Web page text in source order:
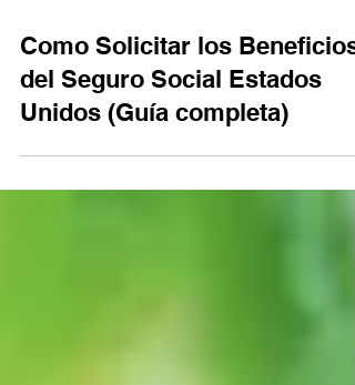
Como Solicitar los Beneficios
del Seguro Social Estados
Unidos (Guía completa)